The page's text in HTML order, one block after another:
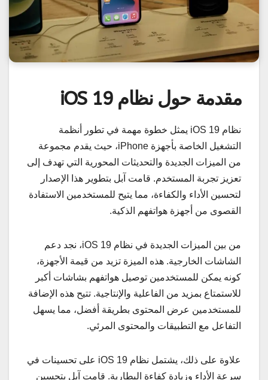
مقدمة حول نظام iOS 19
نظام iOS 19 يمثل خطوة مهمة في تطور أنظمة
التشغيل الخاصة بأجهزة iPhone، حيث يقدم مجموعة
من الميزات الجديدة والتحديثات المحورية التي تهدف إلى
تعزيز تجربة المستخدم. قامت آبل بتطوير هذا الإصدار
لتحسين الأداء والكفاءة، مما يتيح للمستخدمين الاستفادة
القصوى من أجهزة هواتفهم الذكية.
من بين الميزات الجديدة في نظام iOS 19، نجد دعم
الشاشات الخارجية. هذه الميزة تزيد من قيمة الأجهزة،
كونه يمكن للمستخدمين توصيل هواتفهم بشاشات أكبر
للاستمتاع بمزيد من الفاعلية والإنتاجية. تتيح هذه الإضافة
للمستخدمين عرض المحتوى بطريقة أفضل، مما يسهل
التفاعل مع التطبيقات والمحتوى المرئي.
علاوة على ذلك، يشتمل نظام iOS 19 على تحسينات في
سرعة الأداء وزيادة كفاءة البطارية. قامت آبل بتحسين